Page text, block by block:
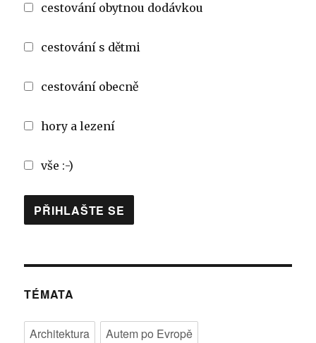
cestování obytnou dodávkou
cestování s dětmi
cestování obecně
hory a lezení
vše :-)
TÉMATA
Architektura
Autem po Evropě